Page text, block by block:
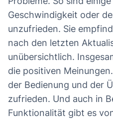
Geschwindigkeit oder
unzufrieden. Sie
nach den letzten
unübersichtlich.
die positiven
der Bedienung und der
zufrieden. Und auch in
Funktionalität gibt es